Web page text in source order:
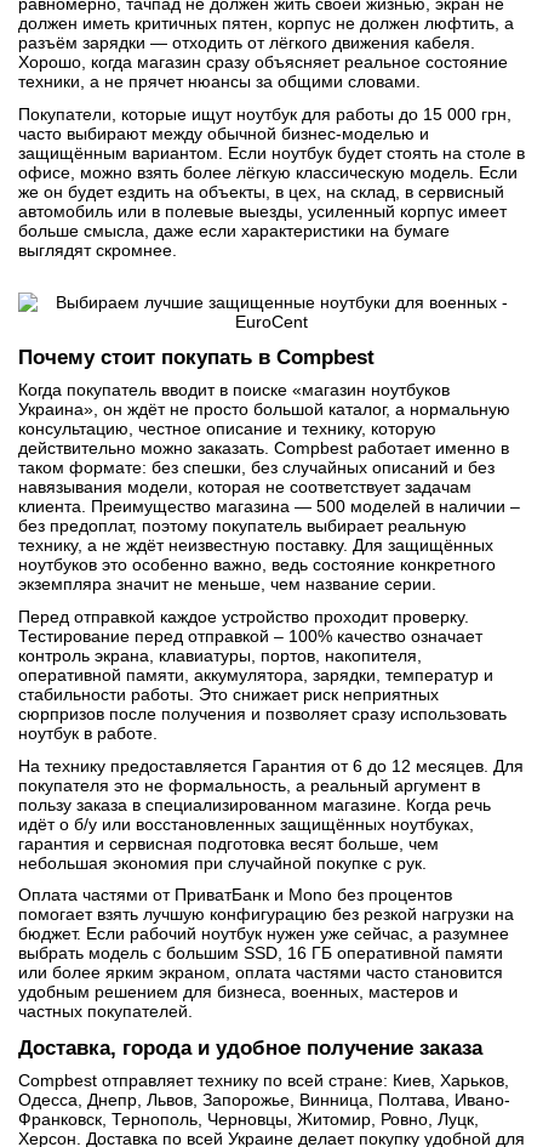
равномерно, тачпад не должен жить своей жизнью, экран не
должен иметь критичных пятен, корпус не должен люфтить, а
разъём зарядки — отходить от лёгкого движения кабеля.
Хорошо, когда магазин сразу объясняет реальное состояние
техники, а не прячет нюансы за общими словами.
Покупатели, которые ищут ноутбук для работы до 15 000 грн,
часто выбирают между обычной бизнес-моделью и
защищённым вариантом. Если ноутбук будет стоять на столе в
офисе, можно взять более лёгкую классическую модель. Если
же он будет ездить на объекты, в цех, на склад, в сервисный
автомобиль или в полевые выезды, усиленный корпус имеет
больше смысла, даже если характеристики на бумаге
выглядят скромнее.
Почему стоит покупать в Compbest
Когда покупатель вводит в поиске «магазин ноутбуков
Украина», он ждёт не просто большой каталог, а нормальную
консультацию, честное описание и технику, которую
действительно можно заказать. Compbest работает именно в
таком формате: без спешки, без случайных описаний и без
навязывания модели, которая не соответствует задачам
клиента. Преимущество магазина — 500 моделей в наличии –
без предоплат, поэтому покупатель выбирает реальную
технику, а не ждёт неизвестную поставку. Для защищённых
ноутбуков это особенно важно, ведь состояние конкретного
экземпляра значит не меньше, чем название серии.
Перед отправкой каждое устройство проходит проверку.
Тестирование перед отправкой – 100% качество означает
контроль экрана, клавиатуры, портов, накопителя,
оперативной памяти, аккумулятора, зарядки, температур и
стабильности работы. Это снижает риск неприятных
сюрпризов после получения и позволяет сразу использовать
ноутбук в работе.
На технику предоставляется Гарантия от 6 до 12 месяцев. Для
покупателя это не формальность, а реальный аргумент в
пользу заказа в специализированном магазине. Когда речь
идёт о б/у или восстановленных защищённых ноутбуках,
гарантия и сервисная подготовка весят больше, чем
небольшая экономия при случайной покупке с рук.
Оплата частями от ПриватБанк и Mono без процентов
помогает взять лучшую конфигурацию без резкой нагрузки на
бюджет. Если рабочий ноутбук нужен уже сейчас, а разумнее
выбрать модель с большим SSD, 16 ГБ оперативной памяти
или более ярким экраном, оплата частями часто становится
удобным решением для бизнеса, военных, мастеров и
частных покупателей.
Доставка, города и удобное получение заказа
Compbest отправляет технику по всей стране: Киев, Харьков,
Одесса, Днепр, Львов, Запорожье, Винница, Полтава, Ивано-
Франковск, Тернополь, Черновцы, Житомир, Ровно, Луцк,
Херсон. Доставка по всей Украине делает покупку удобной для